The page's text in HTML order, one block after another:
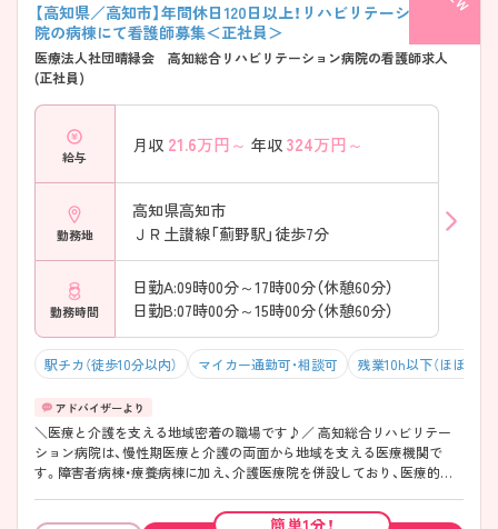
【高知県／高知市】年間休日120日以上！リハビリテーション病
院の病棟にて看護師募集＜正社員＞
医療法人社団晴緑会 高知総合リハビリテーション病院の看護師求人
(正社員)
給与
月収 21.6万円～ 年収 324万円～
勤務地
高知県高知市
ＪＲ土讃線「薊野駅」徒歩7分
勤務時間
日勤A:09時00分～17時00分（休憩60分）
日勤B:07時00分～15時00分（休憩60分）
駅チカ（徒歩10分以内） マイカー通勤可・相談可 残業10h以下（ほぼなし）
＼医療と介護を支える地域密着の職場です♪／ 高知総合リハビリテー
ション病院は、慢性期医療と介護の両面から地域を支える医療機関で
す。障害者病棟・療養病棟に加え、介護医療院を併設しており、医療的ケ
要とする患者様が多いため、一人ひとりとじっくり向き合いながら看護